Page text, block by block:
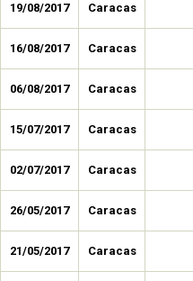
19/08/2017 Caracas
16/08/2017 Caracas
06/08/2017 Caracas
15/07/2017 Caracas
02/07/2017 Caracas
26/05/2017 Caracas
21/05/2017 Caracas